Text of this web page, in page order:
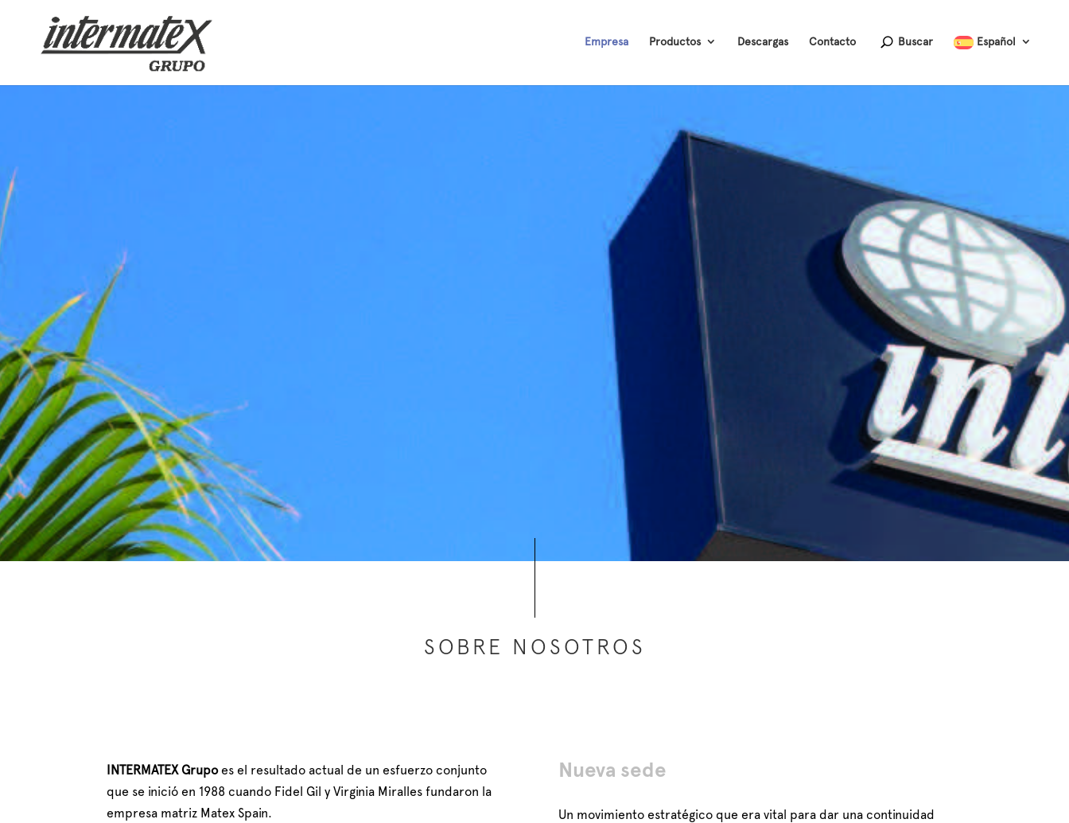
Empresa Productos Descargas Contacto Buscar Español
SOBRE NOSOTROS
INTERMATEX Grupoes el resultado actual de un esfuerzo conjunto
que se inició en 1988 cuando Fidel Gil y Virginia Miralles fundaron la
empresa matriz Matex Spain.
Nueva sede
Un movimiento estratégico que era vital para dar una continuidad